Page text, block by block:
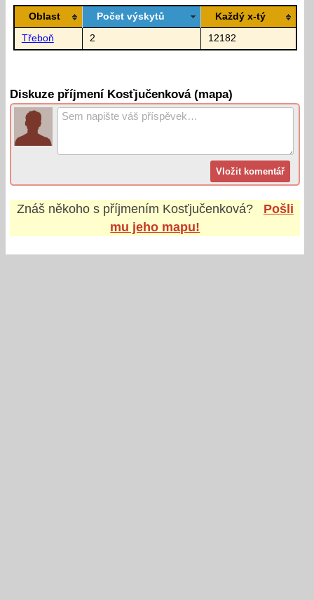
Oblast Počet výskytů Každý x-tý
Třeboň 2 12182
Diskuze příjmení Kosťjučenková (mapa)
Znáš někoho s příjmením Kosťjučenková?
Pošli
mu jeho mapu!